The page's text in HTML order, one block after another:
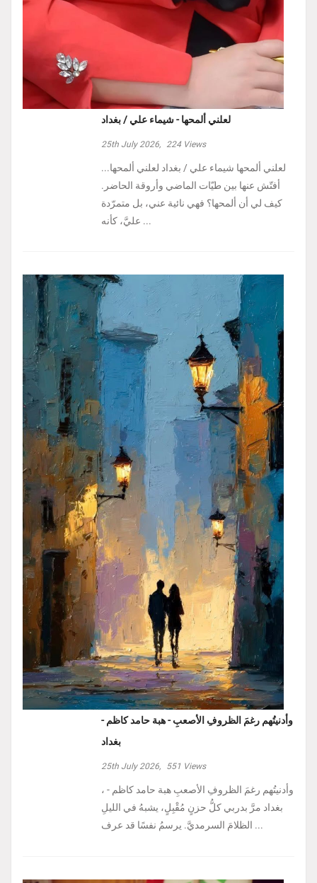
لعلني ألمحها - شيماء علي / بغداد
25th July 2026, 224Views
لعلني ألمحها شيماء علي / بغداد لعلني ألمحها...
أفتّش عنها بين طيّات الماضي وأروقة الحاضر.
كيف لي أن ألمحها؟ فهي نائية عني، بل متمرّدة
عليَّ، كأنه ...
وأدنيتُهم رغمَ الظروفِ الأصعبِ - هبة حامد كاظم -
بغداد
25th July 2026, 551 Views
، وأدنيتُهم رغمَ الظروفِ الأصعبِ هبة حامد كاظم -
بغداد مرَّ بدربي كلُّ حزنٍ مُقْبِلٍ، يشبهُ في الليلِ
الظلامَ السرمديَّ. يرسمُ نفسًا قد عرف ...